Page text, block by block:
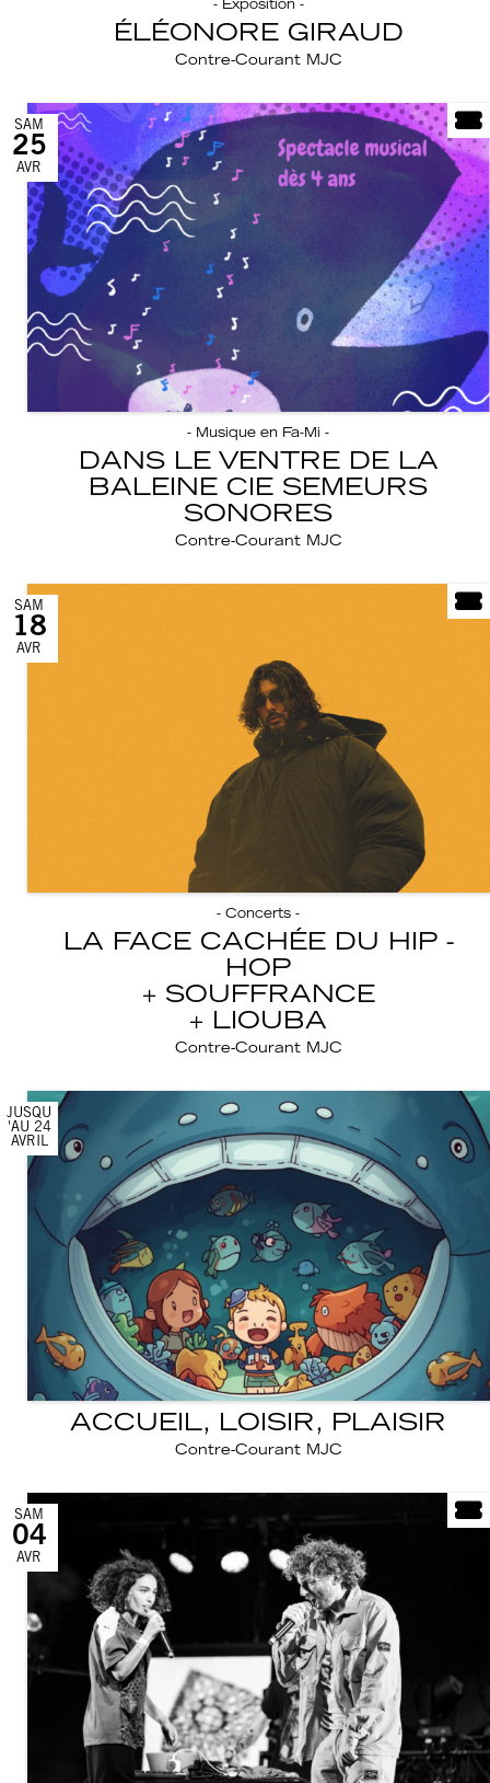
- Exposition -
ÉLÉONORE GIRAUD
Contre-Courant MJC
- Musique en Fa-Mi -
DANS LE VENTRE DE LA
BALEINE CIE SEMEURS
SONORES
Contre-Courant MJC
SAM
25
AVR
- Concerts -
LA FACE CACHÉE DU HIP -
HOP
SOUFFRANCE
LIOUBA
Contre-Courant MJC
SAM
18
AVR
ACCUEIL, LOISIR, PLAISIR
Contre-Courant MJC
JUSQU
'AU 24
AVRIL
SAM
04
AVR